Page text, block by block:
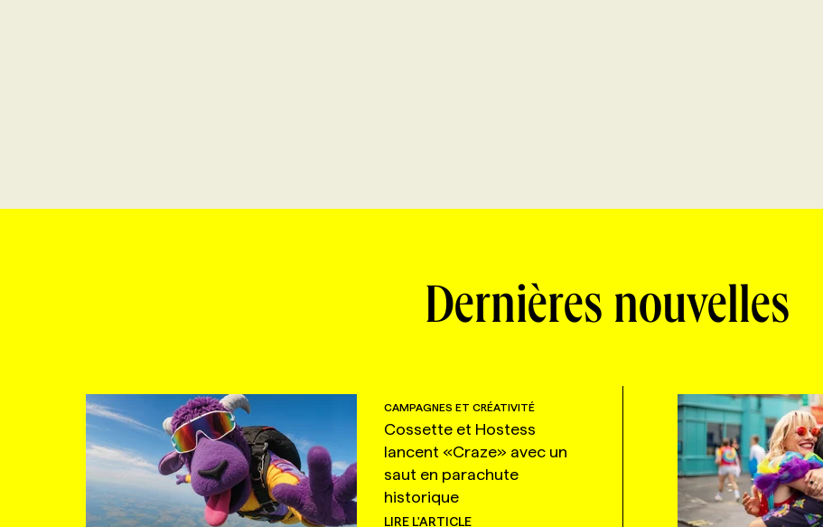
Dernières nouvelles
CAMPAGNES ET CRÉATIVITÉ
Cossette et Hostess
lancent «Craze» avec un
saut en parachute
historique
LIRE L'ARTICLE